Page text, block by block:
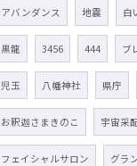
アバンダンス 地震 白
黒龍 3456 444 ブ
児玉 八幡神社 県庁
お釈迦さまきのこ 宇宙采
フェイシャルサロン グラ